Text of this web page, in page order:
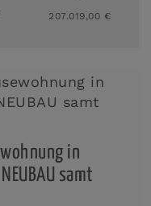
207.019,00 €
in
samt